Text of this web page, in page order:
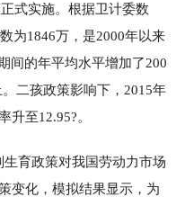
式实施。根据卫计委数
为1846万，是2000年以来
间的年平均水平增加了200
二孩政策影响下，2015年
升至12.95?。
育政策对我国劳动力市场
变化，模拟结果显示，为